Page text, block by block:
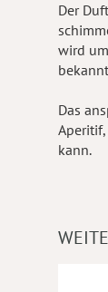
Der
wird
Das
kann.